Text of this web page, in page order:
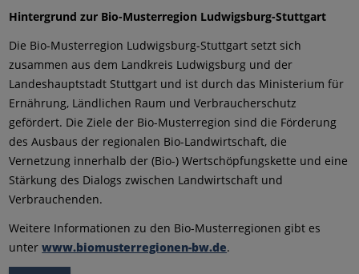
Hintergrund zur Bio-Musterregion Ludwigsburg-Stuttgart
Die Bio-Musterregion Ludwigsburg-Stuttgart setzt sich
zusammen aus dem Landkreis Ludwigsburg und der
Landeshauptstadt Stuttgart und ist durch das Ministerium für
Ernährung, Ländlichen Raum und Verbraucherschutz
gefördert. Die Ziele der Bio-Musterregion sind die Förderung
des Ausbaus der regionalen Bio-Landwirtschaft, die
Vernetzung innerhalb der (Bio-) Wertschöpfungskette und eine
Stärkung des Dialogs zwischen Landwirtschaft und
Verbrauchenden.
Weitere Informationen zu den Bio-Musterregionen gibt es
unterwww.biomusterregionen-bw.de.